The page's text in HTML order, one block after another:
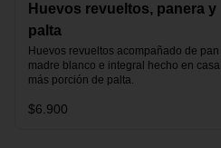
Huevos revueltos, panera y
palta
Huevos revueltos acompañado de pan
madre blanco e integral hecho en casa
más porción de palta.
$6.900